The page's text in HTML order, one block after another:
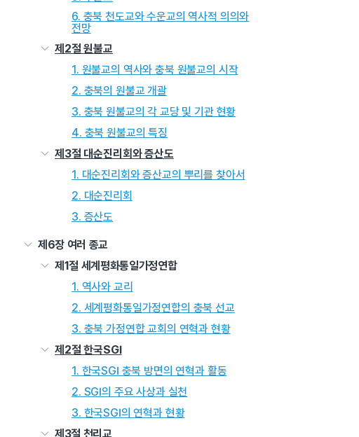
6. 충북 천도교와 수운교의 역사적 의의와
전망
제2절 원불교
1. 원불교의 역사와 충북 원불교의 시작
2. 충북의 원불교 개괄
3. 충북 원불교의 각 교당 및 기관 현황
4. 충북 원불교의 특징
제3절 대순진리회와 증산도
1. 대순진리회와 증산교의 뿌리를 찾아서
2. 대순진리회
3. 증산도
제6장 여러 종교
제1절 세계평화통일가정연합
1. 역사와 교리
2. 세계평화통일가정연합의 충북 선교
3. 충북 가정연합 교회의 연혁과 현황
제2절 한국SGI
1. 한국SGI 충북 방면의 연혁과 활동
2. SGI의 주요 사상과 실천
3. 한국SGI의 연혁과 현황
제3절 천리교